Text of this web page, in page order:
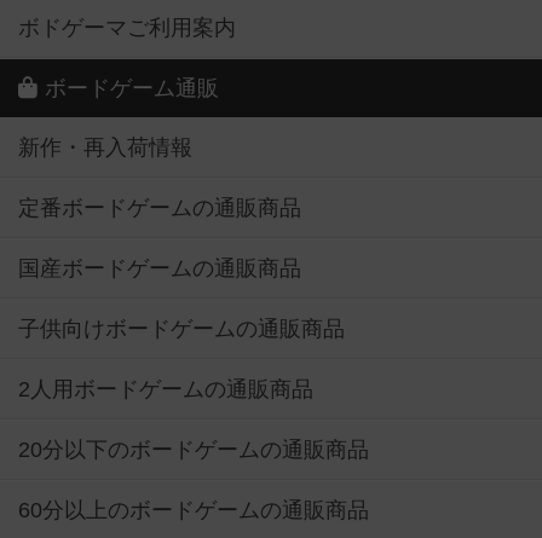
ボドゲーマご利用案内
ボードゲーム通販
新作・再入荷情報
定番ボードゲームの通販商品
国産ボードゲームの通販商品
子供向けボードゲームの通販商品
2人用ボードゲームの通販商品
20分以下のボードゲームの通販商品
60分以上のボードゲームの通販商品